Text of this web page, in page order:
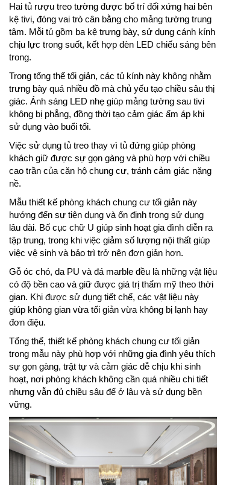
Hai tủ rượu treo tường được bố trí đối xứng hai bên
kệ tivi, đóng vai trò cân bằng cho mảng tường trung
tâm. Mỗi tủ gồm ba kệ trưng bày, sử dụng cánh kính
chịu lực trong suốt, kết hợp đèn LED chiếu sáng bên
trong.
Trong tổng thể tối giản, các tủ kính này không nhằm
trưng bày quá nhiều đồ mà chủ yếu tạo chiều sâu thị
giác. Ánh sáng LED nhẹ giúp mảng tường sau tivi
không bị phẳng, đồng thời tạo cảm giác ấm áp khi
sử dụng vào buổi tối.
Việc sử dụng tủ treo thay vì tủ đứng giúp phòng
khách giữ được sự gọn gàng và phù hợp với chiều
cao trần của căn hộ chung cư, tránh cảm giác nặng
nề.
Mẫu thiết kế phòng khách chung cư tối giản này
hướng đến sự tiện dụng và ổn định trong sử dụng
lâu dài. Bố cục chữ U giúp sinh hoạt gia đình diễn ra
tập trung, trong khi việc giảm số lượng nội thất giúp
việc vệ sinh và bảo trì trở nên đơn giản hơn.
Gỗ óc chó, da PU và đá marble đều là những vật liệu
có độ bền cao và giữ được giá trị thẩm mỹ theo thời
gian. Khi được sử dụng tiết chế, các vật liệu này
giúp không gian vừa tối giản vừa không bị lạnh hay
đơn điệu.
Tổng thể, thiết kế phòng khách chung cư tối giản
trong mẫu này phù hợp với những gia đình yêu thích
sự gọn gàng, trật tự và cảm giác dễ chịu khi sinh
hoạt, nơi phòng khách không cần quá nhiều chi tiết
nhưng vẫn đủ chiều sâu để ở lâu và sử dụng bền
vững.